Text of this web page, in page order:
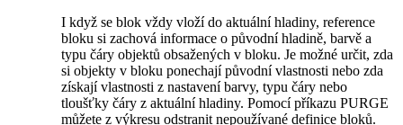
I když se blok vždy vloží do aktuální hladiny, reference
bloku si zachová informace o původní hladině, barvě a
typu čáry objektů obsažených v bloku. Je možné určit, zda
si objekty v bloku ponechají původní vlastnosti nebo zda
získají vlastnosti z nastavení barvy, typu čáry nebo
tloušťky čáry z aktuální hladiny. Pomocí příkazu PURGE
můžete z výkresu odstranit nepoužívané definice bloků.